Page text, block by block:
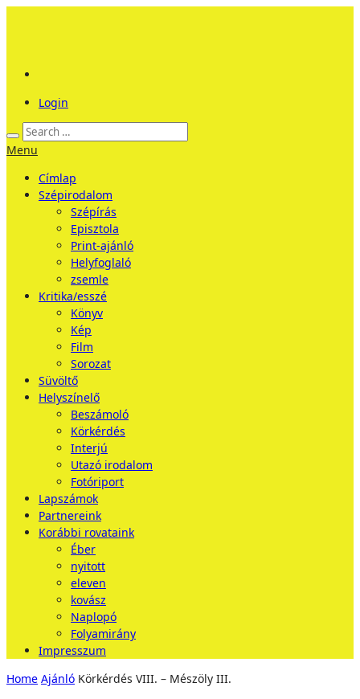
Login
Menu
Címlap
Szépirodalom
Szépírás
Episztola
Print-ajánló
Helyfoglaló
zsemle
Kritika/esszé
Könyv
Kép
Film
Sorozat
Süvöltő
Helyszínelő
Beszámoló
Körkérdés
Interjú
Utazó irodalom
Fotóriport
Lapszámok
Partnereink
Korábbi rovataink
Éber
nyitott
eleven
kovász
Naplopó
Folyamirány
Impresszum
Home Ajánló Körkérdés VIII. – Mészöly III.